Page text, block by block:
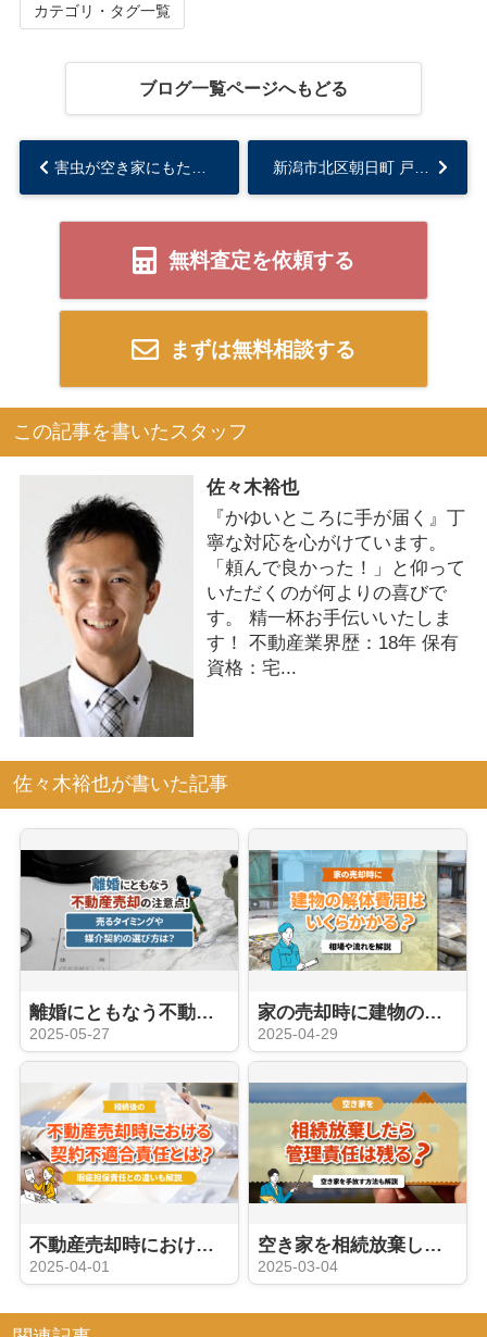
カテゴリ・タグ一覧
ブログ一覧ページへもどる
無料査定を依頼する
まずは無料相談する
この記事を書いたスタッフ
佐々木裕也
『かゆいところに手が届く』丁
寧な対応を心がけています。
「頼んで良かった！」と仰って
いただくのが何よりの喜びで
す。 精一杯お手伝いいたしま
す！ 不動産業界歴：18年 保有
資格：宅...
佐々木裕也が書いた記事
離婚にともなう不動産売却の注意点！売るタイミングや媒介契約の選び方は？
2025-05-27
家の売却時に建物の解体費用はいくらかかる？相場や流れを解説
2025-04-29
不動産売却時における契約不適合責任とは？瑕疵担保責任との違いも解説
2025-04-01
空き家を相続放棄したら管理責任は残る？空き家を手放す方法も解説
2025-03-04